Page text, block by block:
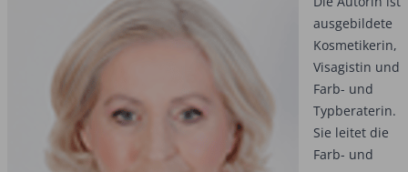
ausgebildete
Kosmetikerin,
Visagistin und
Farb- und
Typberaterin.
Sie leitet die
Farb- und